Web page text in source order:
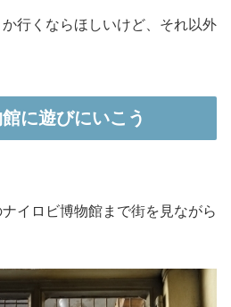
行くならほしいけど、それ以外
に遊びにいこう
イロビ博物館まで街を見ながら